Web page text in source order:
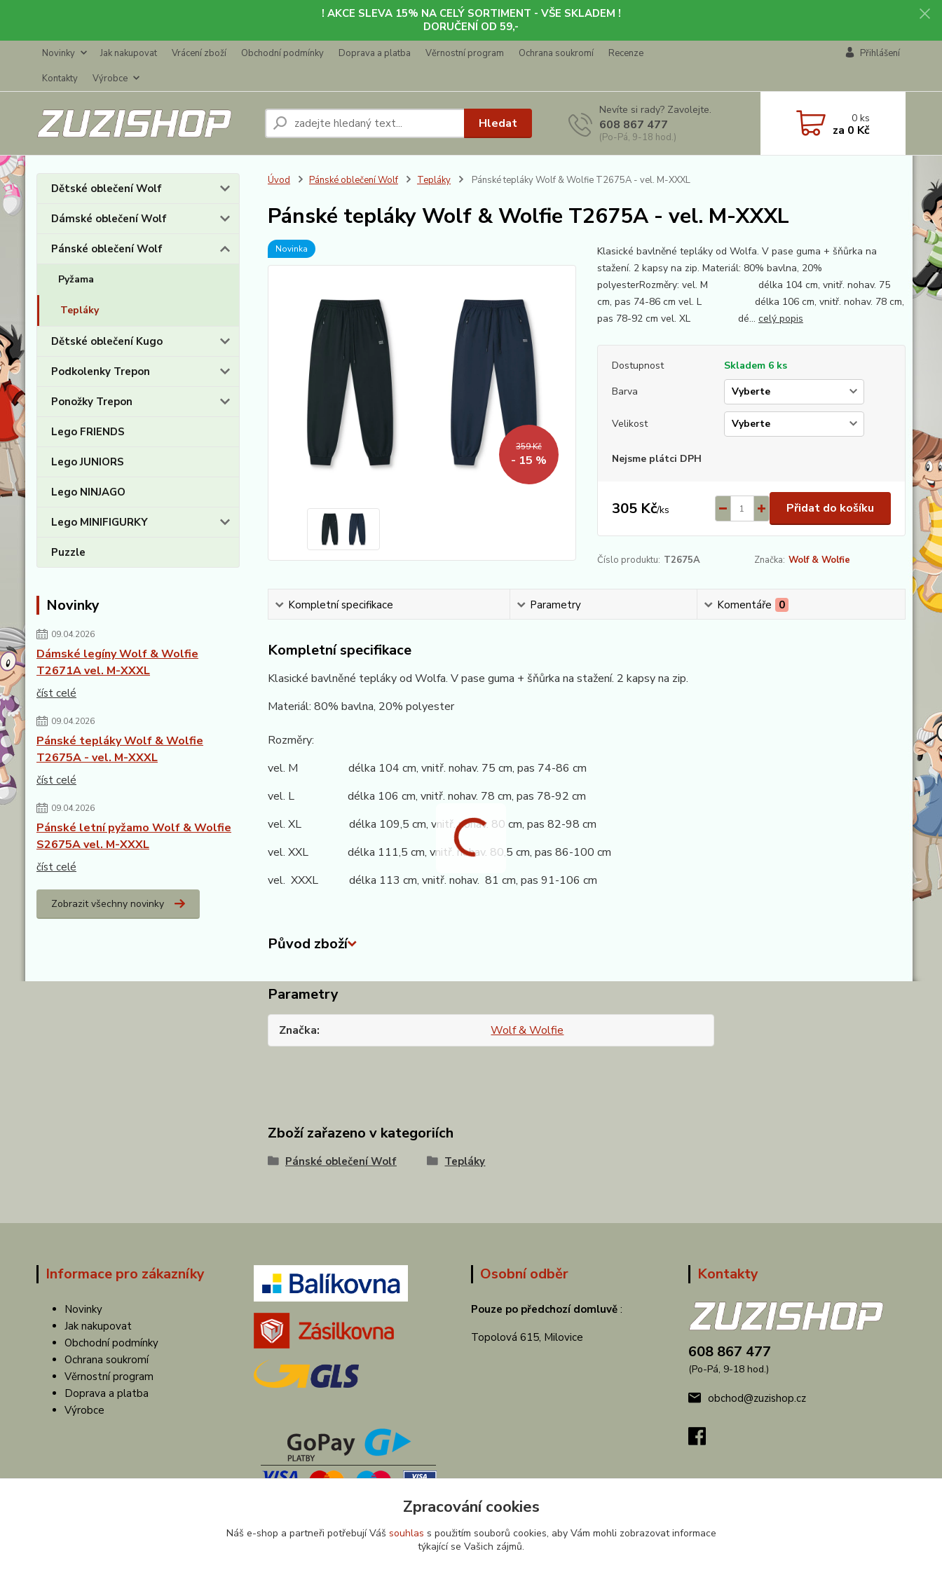
! AKCE SLEVA 15% NA CELÝ SORTIMENT - VŠE SKLADEM !
DORUČENÍ OD 59,-
Novinky Jak nakupovat Vrácení zboží Obchodní podmínky Doprava a platba Věrnostní program Ochrana soukromí
Recenze
Kontakty
Výrobce
Přihlášení
Hledat
Nevíte si rady? Zavolejte.
608 867 477
(Po-Pá, 9-18 hod.)
0ks
za 0 Kč
Dětské oblečení Wolf
Dámské oblečení Wolf
Pánské oblečení Wolf
Pyžama
Tepláky
Dětské oblečení Kugo
Podkolenky Trepon
Ponožky Trepon
Lego FRIENDS
Lego JUNIORS
Lego NINJAGO
Lego MINIFIGURKY
Puzzle
Novinky
09.04.2026
Dámské legíny Wolf & Wolfie
T2671A vel. M-XXXL
číst celé
09.04.2026
Pánské tepláky Wolf & Wolfie
T2675A - vel. M-XXXL
číst celé
09.04.2026
Pánské letní pyžamo Wolf & Wolfie
S2675A vel. M-XXXL
číst celé
Zobrazit všechny novinky
Úvod Pánské oblečení Wolf Tepláky Pánské tepláky Wolf & Wolfie T2675A - vel. M-XXXL
Pánské tepláky Wolf & Wolfie T2675A - vel. M-XXXL
Novinka
359 Kč
- 15 %
Klasické bavlněné tepláky od Wolfa. V pase guma + šňůrka na
stažení. 2 kapsy na zip. Materiál: 80% bavlna, 20%
polyesterRozměry: vel. M délka 104 cm, vnitř. nohav. 75
cm, pas 74-86 cm vel. L délka 106 cm, vnitř. nohav. 78 cm,
pas 78-92 cm vel. XL dé... celý popis
Dostupnost
Skladem 6 ks
Barva
Velikost
Nejsme plátci DPH
305 Kč/ks Přidat do košíku
Číslo produktu: T2675A Značka: Wolf & Wolfie
Kompletní specifikace Parametry Komentáře 0
Kompletní specifikace
Klasické bavlněné tepláky od Wolfa. V pase guma + šňůrka na stažení. 2 kapsy na zip.
Materiál: 80% bavlna, 20% polyester
Rozměry:
vel. M délka 104 cm, vnitř. nohav. 75 cm, pas 74-86 cm
vel. L délka 106 cm, vnitř. nohav. 78 cm, pas 78-92 cm
vel. XL délka 109,5 cm, vnitř. nohav. 80 cm, pas 82-98 cm
vel. XXL délka 111,5 cm, vnitř. nohav. 80,5 cm, pas 86-100 cm
vel. XXXL délka 113 cm, vnitř. nohav. 81 cm, pas 91-106 cm
Původ zboží
Parametry
Značka Wolf & Wolfie
Zboží zařazeno v kategoriích
Pánské oblečení Wolf Tepláky
Informace pro zákazníky
Novinky
Jak nakupovat
Obchodní podmínky
Ochrana soukromí
Věrnostní program
Doprava a platba
Výrobce
Osobní odběr
Pouze po předchozí domluvě :
Topolová 615, Milovice
Kontakty
608 867 477
(Po-Pá, 9-18 hod.)
obchod@zuzishop.cz
Zpracování cookies
Náš e-shop a partneři potřebují Váš souhlas s použitím souborů cookies, aby Vám mohli zobrazovat informace
týkající se Vašich zájmů.